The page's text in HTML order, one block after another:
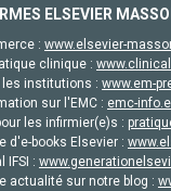
ELSEVIER
: www.elsevier-
clinique :
les institutions : www.em-
sur l'EMC : emc-
les infirmier(e)s :
d'e-books Elsevier :
IFSI :
actualité sur notre blog :